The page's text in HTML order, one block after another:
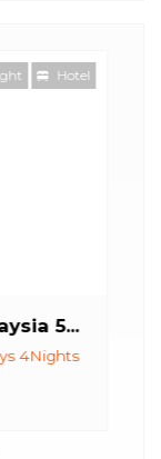
5...
4Nights
Hotel